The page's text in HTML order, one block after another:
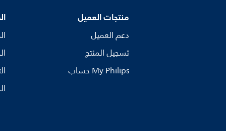
منتجات العميل
دعم العميل
تسجيل المنتج
My Philips حساب